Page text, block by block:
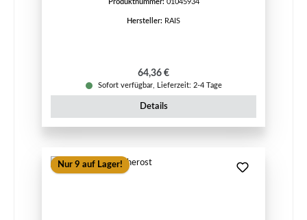
Produktnummer: 01045934
Hersteller: RAIS
Regulärer Preis:
64,36 €
Sofort verfügbar, Lieferzeit: 2-4 Tage
Details
Nur 9 auf Lager!